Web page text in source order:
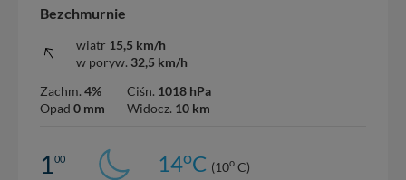
Bezchmurnie
wiatr 15,5 km/h
w poryw. 32,5 km/h
Zachm. 4%
Opad 0 mm
Ciśn. 1018 hPa
Widocz. 10 km
100 14oC (10o C)